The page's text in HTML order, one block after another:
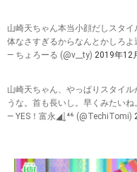
山崎天ちゃん本当小顔だしスタ
体なさすぎるからなんとかしろよ
— ちょろーる (@v__ty) 2019年12
山崎天ちゃん、やっぱりスタイ
うな。首も長いし。早くみたいね。
— YES！富永◢͟￨⁴⁶ (@TechiTomi)